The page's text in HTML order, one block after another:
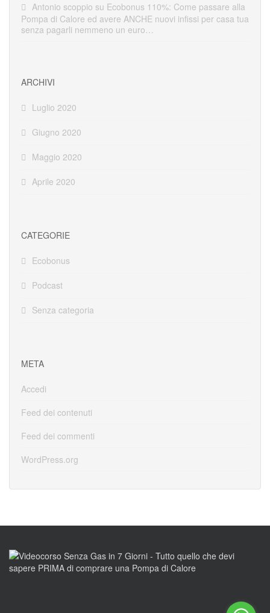
Antonio scoppio su Ecobonus 110%: Come passare alla
Pompa di Calore ed avere ANCHE nuovi infissi per casa tua
senza pagarli nemmeno un euro…
ARCHIVI
Luglio 2020
Giugno 2020
Maggio 2020
Aprile 2020
CATEGORIE
Ecobonus
Podcast
Senza categoria
META
Accedi
Feed dei contenuti
Feed dei commenti
WordPress.org